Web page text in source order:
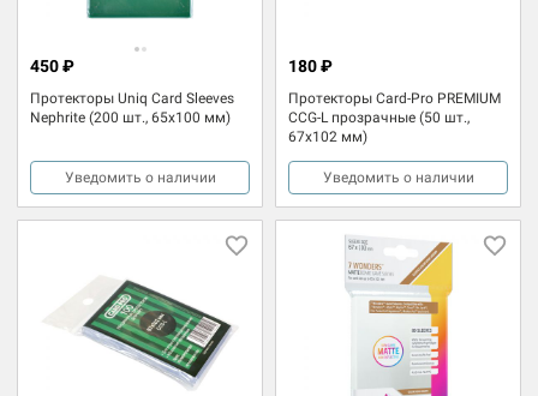
Протекторы Uniq Card Sleeves
Nephrite (200 шт., 65х100 мм)
450 ₽
Уведомить о наличии
Протекторы Card-Pro PREMIUM
CCG-L прозрачные (50 шт.,
67x102 мм)
180 ₽
Уведомить о наличии